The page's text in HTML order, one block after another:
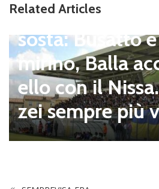
Related Articles
pagnano),
sosta: Busatto
mirino, Balla
ello con il
zei sempre più